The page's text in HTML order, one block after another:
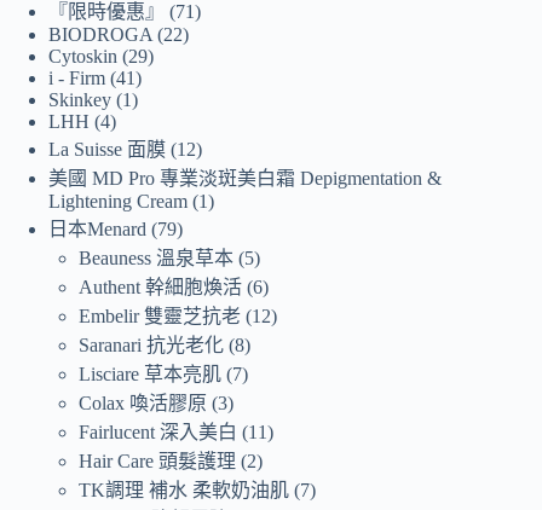
『限時優惠』
71
BIODROGA
22
Cytoskin
29
i - Firm 41
Skinkey 1
LHH 4
La Suisse 面膜 12
美國 MD Pro 專業淡斑美白霜 Depigmentation &
Lightening Cream 1
日本Menard
79
Beauness 溫泉草本 5
Authent 幹細胞煥活 6
Embelir 雙靈芝抗老 12
Saranari 抗光老化 8
Lisciare 草本亮肌 7
Colax 喚活膠原 3
Fairlucent 深入美白
11
Hair Care 頭髮護理
2
TK調理 補水 柔軟奶油肌 7